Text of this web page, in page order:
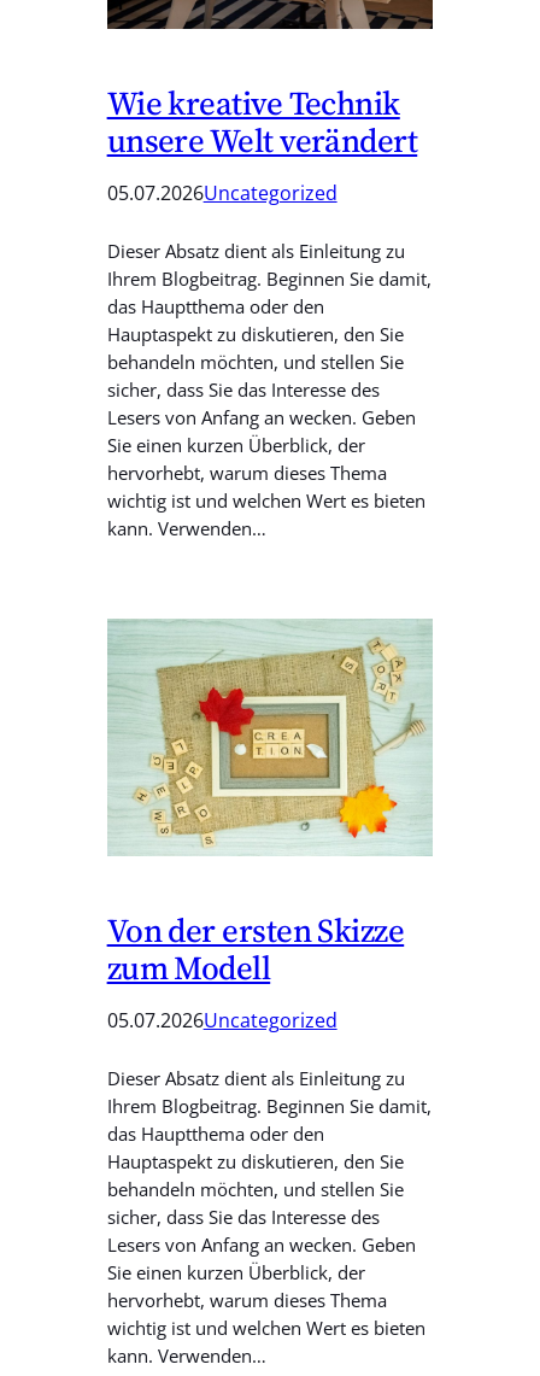
Wie kreative Technik
unsere Welt verändert
05.07.2026Uncategorized
Dieser Absatz dient als Einleitung zu
Ihrem Blogbeitrag. Beginnen Sie damit,
das Hauptthema oder den
Hauptaspekt zu diskutieren, den Sie
behandeln möchten, und stellen Sie
sicher, dass Sie das Interesse des
Lesers von Anfang an wecken. Geben
Sie einen kurzen Überblick, der
hervorhebt, warum dieses Thema
wichtig ist und welchen Wert es bieten
kann. Verwenden…
Von der ersten Skizze
zum Modell
05.07.2026Uncategorized
Dieser Absatz dient als Einleitung zu
Ihrem Blogbeitrag. Beginnen Sie damit,
das Hauptthema oder den
Hauptaspekt zu diskutieren, den Sie
behandeln möchten, und stellen Sie
sicher, dass Sie das Interesse des
Lesers von Anfang an wecken. Geben
Sie einen kurzen Überblick, der
hervorhebt, warum dieses Thema
wichtig ist und welchen Wert es bieten
kann. Verwenden…